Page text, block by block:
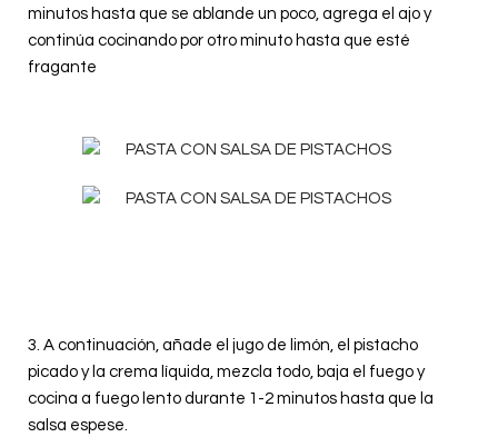
minutos hasta que se ablande un poco, agrega el ajo y
continúa cocinando por otro minuto hasta que esté
fragante
3. A continuación, añade el jugo de limón, el pistacho
picado y la crema líquida, mezcla todo, baja el fuego y
cocina a fuego lento durante 1-2 minutos hasta que la
salsa espese.